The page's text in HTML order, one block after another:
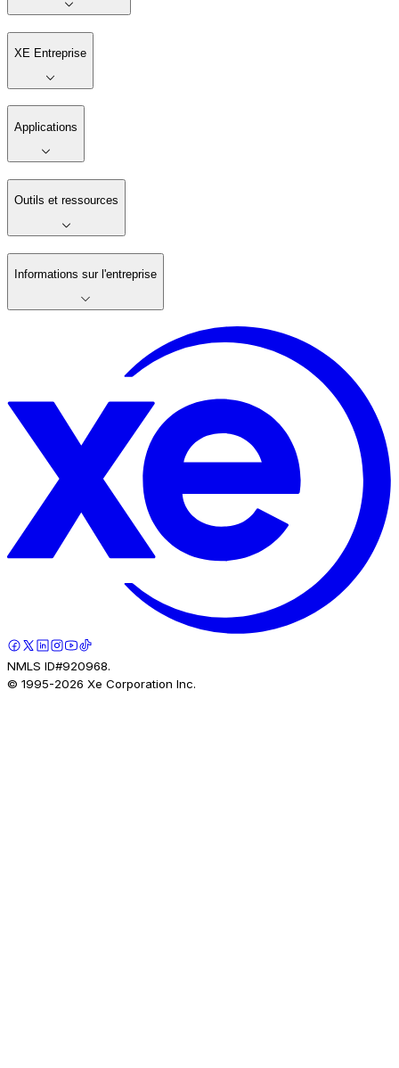
XE Entreprise
Applications
Outils et ressources
Informations sur l'entreprise
NMLS ID#920968.
© 1995-2026 Xe Corporation Inc.